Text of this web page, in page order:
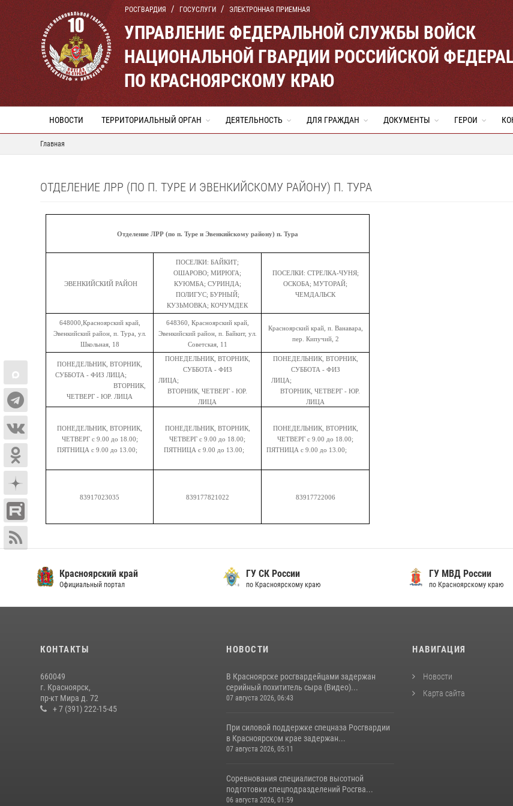
РОСГВАРДИЯ ГОСУСЛУГИ ЭЛЕКТРОННАЯ ПРИЕМНАЯ
УПРАВЛЕНИЕ ФЕДЕРАЛЬНОЙ СЛУЖБЫ ВОЙСК
НАЦИОНАЛЬНОЙ ГВАРДИИ РОССИЙСКОЙ
ПО КРАСНОЯРСКОМУ КРАЮ
НОВОСТИ ТЕРРИТОРИАЛЬНЫЙ ОРГАН ДЕЯТЕЛЬНОСТЬ ДЛЯ ГРАЖДАН ДОКУМЕНТЫ ГЕРОИ
Главная
ОТДЕЛЕНИЕ ЛРР (ПО П. ТУРЕ И ЭВЕНКИЙСКОМУ РАЙОНУ) П. ТУРА
Отделение ЛРР (по п. Туре и Эвенкийскому району) п. Тура
ЭВЕНКИЙСКИЙ РАЙОН
ПОСЕЛКИ: БАЙКИТ;
ОШАРОВО; МИРЮГА;
КУЮМБА; СУРИНДА;
ПОЛИГУС; БУРНЫЙ;
КУЗЬМОВКА; КОЧУМДЕК
ПОСЕЛКИ: СТРЕЛКА-ЧУНЯ;
ОСКОБА; МУТОРАЙ;
ЧЕМДАЛЬСК
648000,Красноярский край,
Эвенкийский район, п. Тура, ул.
Школьная, 18
648360, Красноярский край,
Эвенкийский район, п. Байкит, ул.
Советская, 11
Красноярский край, п. Ванавара,
пер. Кипучий, 2
ПОНЕДЕЛЬНИК, ВТОРНИК,
СУББОТА - ФИЗ ЛИЦА;
ВТОРНИК,
ЧЕТВЕРГ - ЮР. ЛИЦА
ПОНЕДЕЛЬНИК, ВТОРНИК,
СУББОТА - ФИЗ
ЛИЦА;
ВТОРНИК, ЧЕТВЕРГ - ЮР.
ЛИЦА
ПОНЕДЕЛЬНИК, ВТОРНИК,
СУББОТА - ФИЗ
ЛИЦА;
ВТОРНИК, ЧЕТВЕРГ - ЮР.
ЛИЦА
ПОНЕДЕЛЬНИК, ВТОРНИК,
ЧЕТВЕРГ с 9.00 до 18.00;
ПЯТНИЦА с 9.00 до 13.00;
ПОНЕДЕЛЬНИК, ВТОРНИК,
ЧЕТВЕРГ с 9.00 до 18.00;
ПЯТНИЦА с 9.00 до 13.00;
ПОНЕДЕЛЬНИК, ВТОРНИК,
ЧЕТВЕРГ с 9.00 до 18.00;
ПЯТНИЦА с 9.00 до 13.00;
83917023035 839177821022 83917722006
Красноярский край
Официальный портал
ГУ СК России
по Красноярскому краю
ГУ МВД России
по Красноярскому краю
КОНТАКТЫ
660049
г. Красноярск,
пр-кт Мира д. 72
+ 7 (391) 222-15-45
НОВОСТИ
В Красноярске росгвардейцами задержан
серийный похититель сыра (Видео)...
07 августа 2026, 06:43
При силовой поддержке спецназа Росгвардии
в Красноярском крае задержан...
07 августа 2026, 05:11
Соревнования специалистов высотной
подготовки спецподразделений Росгва...
06 августа 2026, 01:59
НАВИГАЦИЯ
Новости
Карта сайта